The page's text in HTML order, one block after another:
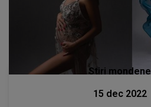
Stiri mondene
15 dec 2022